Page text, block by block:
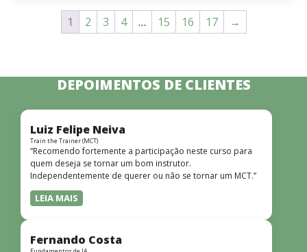
1 2 3 4 … 15 16 17 →
DEPOIMENTOS DE CLIENTES
Luiz Felipe Neiva
Train the Trainer (MCT)
“Recomendo fortemente a participação neste curso para
quem deseja se tornar um bom instrutor.
Independentemente de querer ou não se tornar um MCT.”
LEIA MAIS
Fernando Costa